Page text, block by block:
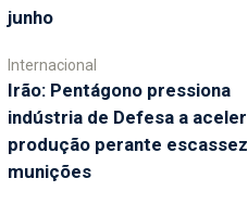
junho
Internacional
Irão: Pentágono pressiona
indústria de Defesa a
produção perante
munições